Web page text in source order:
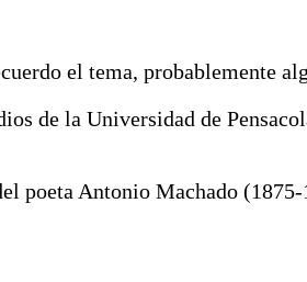
el tema, probablemente
de la Universidad de
poeta Antonio Machado